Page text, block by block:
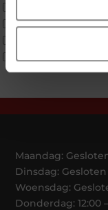
Tweepersoons 1
Tweepersoons 1
Tweepersoons 2
Maandag:
Dinsdag: Gesloten
Woensdag:
Donderdag: 12:00